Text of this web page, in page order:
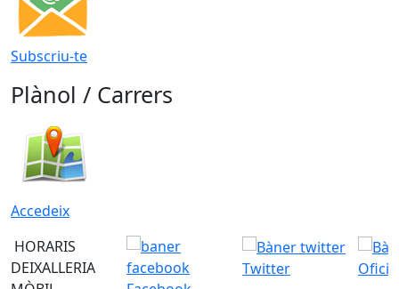
Subscriu-te
Plànol / Carrers
Accedeix
HORARIS
DEIXALLERIA
Twitter